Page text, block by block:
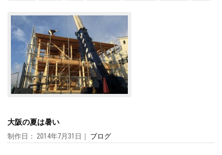
大阪の夏は暑い
制作日： 2014年7月31日｜ ブログ